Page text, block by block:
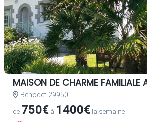
MAISON DE CHARME
Bénodet 29950
de 750€ à 1400€ la semaine